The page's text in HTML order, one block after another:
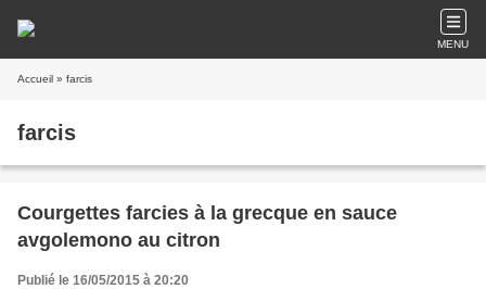
MENU
Accueil » farcis
farcis
Courgettes farcies à la grecque en sauce
avgolemono au citron
Publié le 16/05/2015 à 20:20